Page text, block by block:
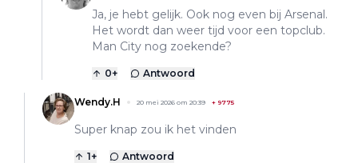
Ja, je hebt gelijk. Ook nog even bij Arsenal.
Het wordt dan weer tijd voor een topclub.
Man City nog zoekende?
0+ Antwoord
Wendy.H 20 mei 2026 om 20:39 + 9775
Super knap zou ik het vinden
1+ Antwoord